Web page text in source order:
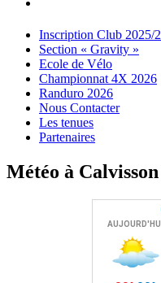
Menu
Widgets
Recherche
Aller
contenu
Inscription Club 2025/
Section « Gravity »
Ecole de Vélo
Championnat 4X 2026
Randuro 2026
Nous Contacter
Les tenues
Partenaires
Météo à Calvisson